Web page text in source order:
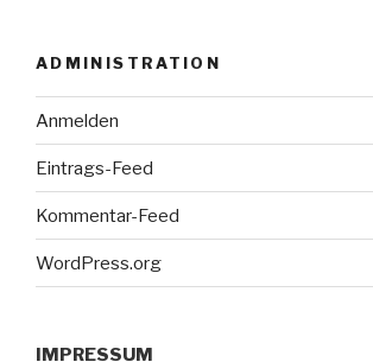
ADMINISTRATION
Anmelden
Eintrags-Feed
Kommentar-Feed
WordPress.org
IMPRESSUM